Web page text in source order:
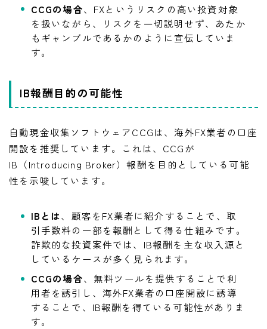
CCGの場合、FXというリスクの高い投資対象
を扱いながら、リスクを一切説明せず、あたか
もギャンブルであるかのように宣伝していま
す。
IB報酬目的の可能性
自動現金収集ソフトウェアCCGは、海外FX業者の口座
開設を推奨しています。これは、CCGが
IB（Introducing Broker）報酬を目的としている可能
性を示唆しています。
IBとは、顧客をFX業者に紹介することで、取
引手数料の一部を報酬として得る仕組みです。
詐欺的な投資案件では、IB報酬を主な収入源と
しているケースが多く見られます。
CCGの場合、無料ツールを提供することで利
用者を誘引し、海外FX業者の口座開設に誘導
することで、IB報酬を得ている可能性がありま
す。